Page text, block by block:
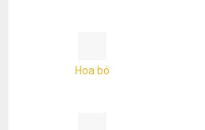
Hoa bó